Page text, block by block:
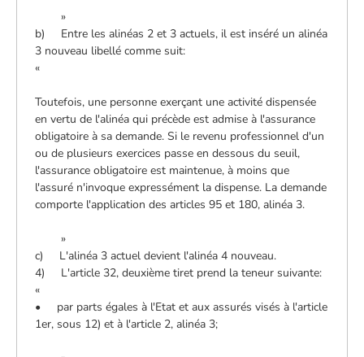
»
b) Entre les alinéas 2 et 3 actuels, il est inséré un alinéa
3 nouveau libellé comme suit:
«
Toutefois, une personne exerçant une activité dispensée
en vertu de l'alinéa qui précède est admise à l'assurance
obligatoire à sa demande. Si le revenu professionnel d'un
ou de plusieurs exercices passe en dessous du seuil,
l'assurance obligatoire est maintenue, à moins que
l'assuré n'invoque expressément la dispense. La demande
comporte l'application des articles 95 et 180, alinéa 3.
»
c) L'alinéa 3 actuel devient l'alinéa 4 nouveau.
4) L'article 32, deuxième tiret prend la teneur suivante:
«
• par parts égales à l'Etat et aux assurés visés à l'article
1er, sous 12) et à l'article 2, alinéa 3;